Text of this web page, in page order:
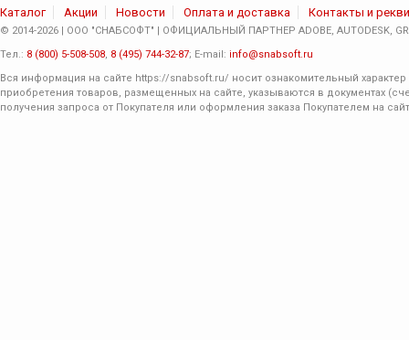
Каталог Акции Новости Оплата и доставка Контакты и
© 2014-2026 | ООО "СНАБСОФТ" | ОФИЦИАЛЬНЫЙ ПАРТНЕР ADOBE, AUTODESK,
Тел.: 8 (800) 5-508-508, 8 (495) 744-32-87; E-mail: info@snabsoft.ru
Вся информация на сайте https://snabsoft.ru/ носит ознакомительный
приобретения товаров, размещенных на сайте, указываются в документах
получения запроса от Покупателя или оформления заказа Покупателем на